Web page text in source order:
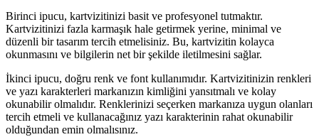
Birinci ipucu, kartvizitinizi basit ve profesyonel tutmaktır.
Kartvizitinizi fazla karmaşık hale getirmek yerine, minimal ve
düzenli bir tasarım tercih etmelisiniz. Bu, kartvizitin kolayca
okunmasını ve bilgilerin net bir şekilde iletilmesini sağlar.
İkinci ipucu, doğru renk ve font kullanımıdır. Kartvizitinizin renkleri
ve yazı karakterleri markanızın kimliğini yansıtmalı ve kolay
okunabilir olmalıdır. Renklerinizi seçerken markanıza uygun olanları
tercih etmeli ve kullanacağınız yazı karakterinin rahat okunabilir
olduğundan emin olmalısınız.